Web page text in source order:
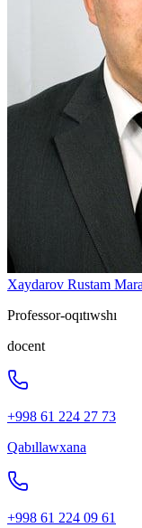
Xaydarov Rustam
Professor-oqıtıwshı
docent
+998 61 224 27 73
Qabıllawxana
+998 61 224 09 61